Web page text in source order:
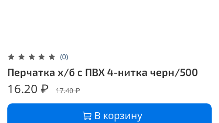
(0)
Перчатка х/б с ПВХ 4-нитка черн/500
16.20 ₽ 17.40 ₽
В корзину